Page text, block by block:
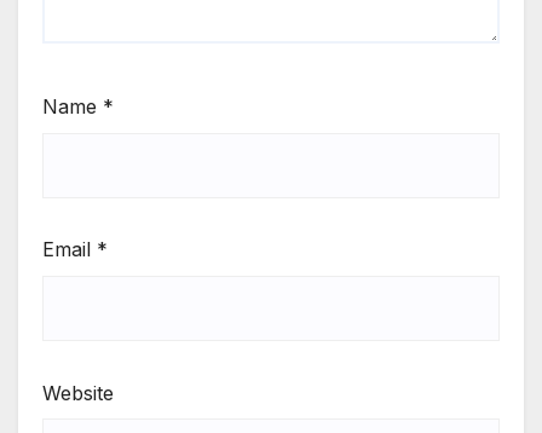
Name *
Email *
Website